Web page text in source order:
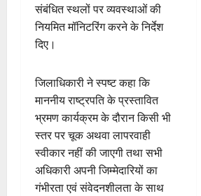
संबंधित स्थलों पर व्यवस्थाओं की
नियमित मॉनिटरिंग करने के निर्देश
दिए।
जिलाधिकारी ने स्पष्ट कहा कि
माननीय राष्ट्रपति के प्रस्तावित
भ्रमण कार्यक्रम के दौरान किसी भी
स्तर पर चूक अथवा लापरवाही
स्वीकार नहीं की जाएगी तथा सभी
अधिकारी अपनी जिम्मेदारियों का
गंभीरता एवं संवेदनशीलता के साथ